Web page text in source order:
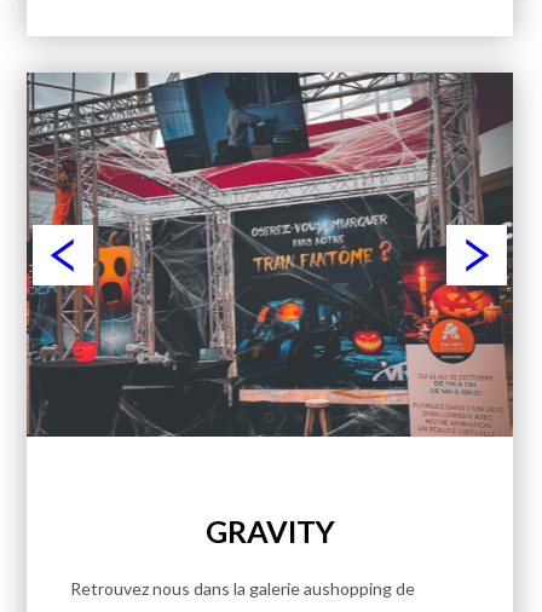
GRAVITY
Retrouvez nous dans la galerie aushopping de